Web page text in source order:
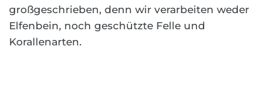
großgeschrieben, denn wir verarbeiten weder
Elfenbein, noch geschützte Felle und
Korallenarten.